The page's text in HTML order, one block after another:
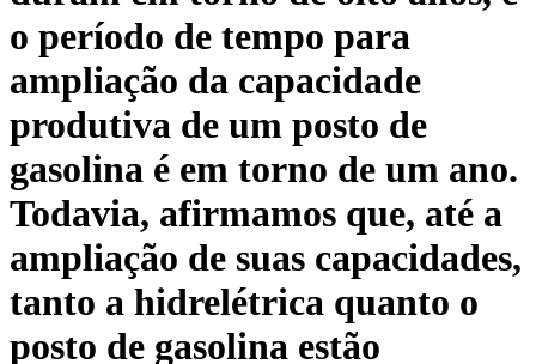
o período de tempo para
ampliação da capacidade
produtiva de um posto de
gasolina é em torno de um ano.
Todavia, afirmamos que, até a
ampliação de suas capacidades,
tanto a hidrelétrica quanto o
posto de gasolina estão